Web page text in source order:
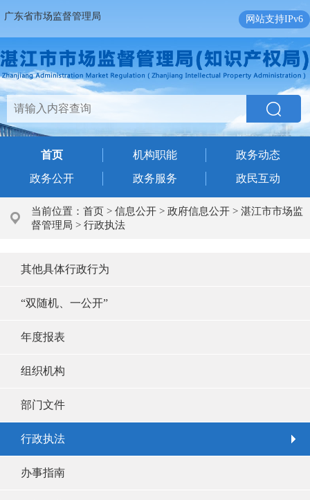
广东省市场监督管理局 网站支持IPv6
首页 机构职能
政务动态
政务公开
政务服务 政民互动
当前位置： 首页 > 信息公开 > 政府信息公开 > 湛江市市场监
督管理局 > 行政执法
其他具体行政行为
“双随机、一公开”
年度报表
组织机构
部门文件
行政执法
办事指南